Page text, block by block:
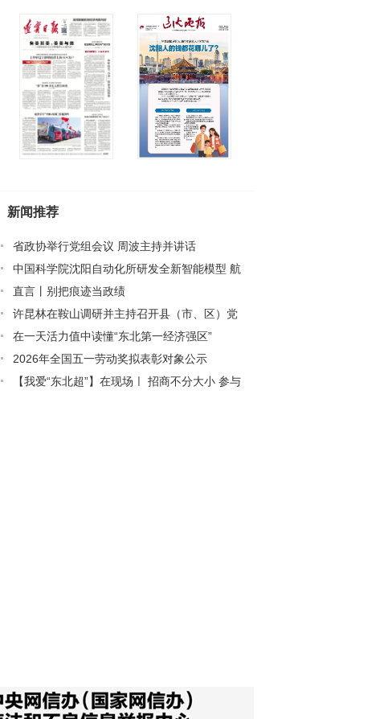
新闻推荐
省政协举行党组会议 周波主持并讲话
中国科学院沈阳自动化所研发全新智能模型 航
空航天核心部件生产有了“最强大脑”
直言丨别把痕迹当政绩
许昆林在鞍山调研并主持召开县（市、区）党
政主要负责同志座谈会
在一天活力值中读懂“东北第一经济强区”
2026年全国五一劳动奖拟表彰对象公示
【我爱“东北超”】在现场ㅣ 招商不分大小 参与